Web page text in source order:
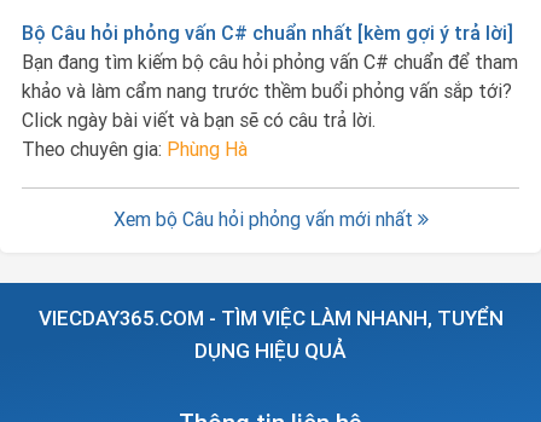
Bộ Câu hỏi phỏng vấn C# chuẩn nhất [kèm gợi ý trả lời]
Bạn đang tìm kiếm bộ câu hỏi phỏng vấn C# chuẩn để tham
khảo và làm cẩm nang trước thềm buổi phỏng vấn sắp tới?
Click ngày bài viết và bạn sẽ có câu trả lời.
Theo chuyên gia: Phùng Hà
Xem bộ Câu hỏi phỏng vấn mới nhất
VIECDAY365.COM - TÌM VIỆC LÀM NHANH, TUYỂN
DỤNG HIỆU QUẢ